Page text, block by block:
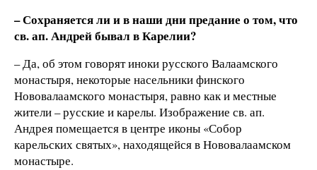
– Сохраняется ли и в наши дни предание о том, что
св. ап. Андрей бывал в Карелии?
– Да, об этом говорят иноки русского Валаамского
монастыря, некоторые насельники финского
Нововалаамского монастыря, равно как и местные
жители – русские и карелы. Изображение св. ап.
Андрея помещается в центре иконы «Собор
карельских святых», находящейся в Нововалаамском
монастыре.